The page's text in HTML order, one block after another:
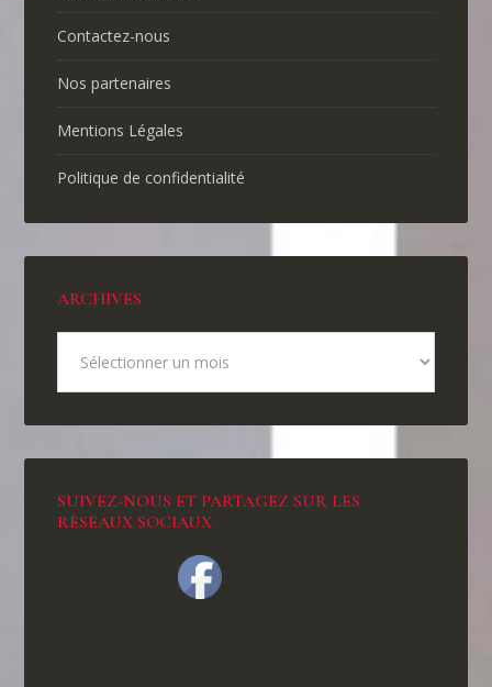
Contactez-nous
Nos partenaires
Mentions Légales
Politique de confidentialité
ARCHIVES
SUIVEZ-NOUS ET PARTAGEZ SUR LES
RÉSEAUX SOCIAUX